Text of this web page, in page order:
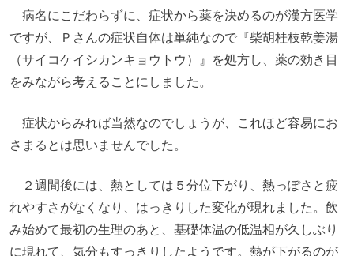
病名にこだわらずに、症状から薬を決めるのが漢方医学
ですが、Ｐさんの症状自体は単純なので『柴胡桂枝乾姜湯
（サイコケイシカンキョウトウ）』を処方し、薬の効き目
をみながら考えることにしました。
症状からみれば当然なのでしょうが、これほど容易にお
さまるとは思いませんでした。
２週間後には、熱としては５分位下がり、熱っぽさと疲
れやすさがなくなり、はっきりした変化が現れました。飲
み始めて最初の生理のあと、基礎体温の低温相が久しぶり
に現れて、気分もすっきりしたようです。熱が下がるのが